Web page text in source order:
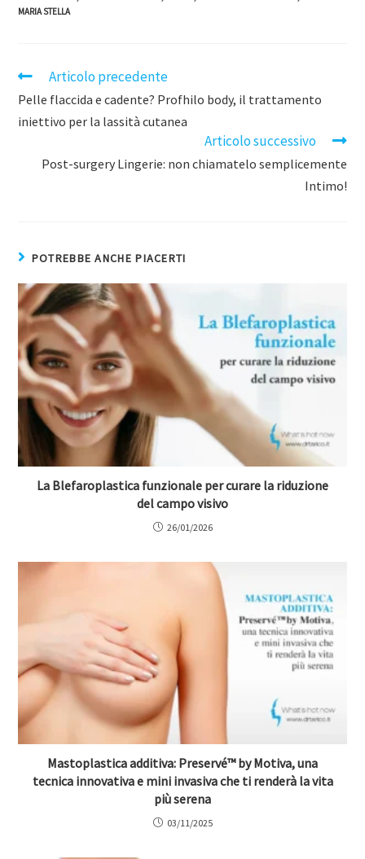
MARIA STELLA
Articolo precedente
Pelle flaccida e cadente? Profhilo body, il trattamento
iniettivo per la lassità cutanea
Articolo successivo
Post-surgery Lingerie: non chiamatelo semplicemente
Intimo!
POTREBBE ANCHE PIACERTI
La Blefaroplastica funzionale per curare la riduzione
del campo visivo
26/01/2026
Mastoplastica additiva: Preservé™ by Motiva, una
tecnica innovativa e mini invasiva che ti renderà la vita
più serena
03/11/2025